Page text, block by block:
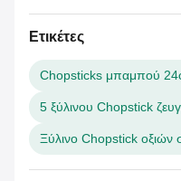
Ετικέτες
Chopsticks μπαμπού
5 ξύλινου Chopstick
Ξύλινο Chopstick οξιών